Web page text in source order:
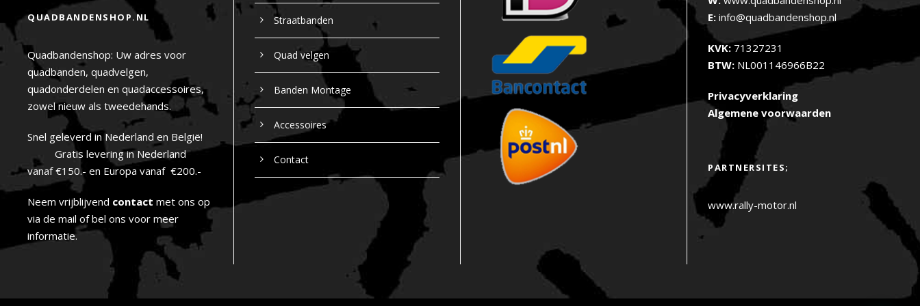
QUADBANDENSHOP.NL
Quadbandenshop: Uw adres voor
quadbanden, quadvelgen,
quadonderdelen en quadaccessoires,
zowel nieuw als tweedehands.
Snel geleverd in Nederland en België!
Gratis levering in Nederland
vanaf €150.- en Europa vanaf €200.-
Neem vrijblijvend contact met ons op
via de mail of bel ons voor meer
informatie.
Straatbanden
Quad velgen
Banden Montage
Accessoires
Contact
E: info@quadbandenshop.nl
KVK: 71327231
BTW: NL001146966B22
Privacyverklaring
Algemene voorwaarden
PARTNERSITES;
www.rally-motor.nl